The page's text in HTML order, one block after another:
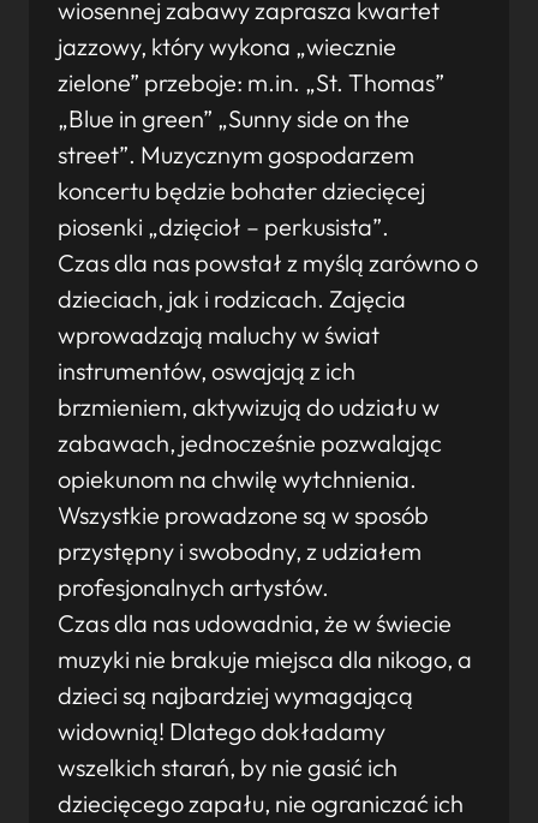
wiosennej zabawy zaprasza kwartet
jazzowy, który wykona „wiecznie
zielone” przeboje: m.in. „St. Thomas”
„Blue in green” „Sunny side on the
street”. Muzycznym gospodarzem
koncertu będzie bohater dziecięcej
piosenki „dzięcioł – perkusista”.
Czas dla nas powstał z myślą zarówno o
dzieciach, jak i rodzicach. Zajęcia
wprowadzają maluchy w świat
instrumentów, oswajają z ich
brzmieniem, aktywizują do udziału w
zabawach, jednocześnie pozwalając
opiekunom na chwilę wytchnienia.
Wszystkie prowadzone są w sposób
przystępny i swobodny, z udziałem
profesjonalnych artystów.
Czas dla nas udowadnia, że w świecie
muzyki nie brakuje miejsca dla nikogo, a
dzieci są najbardziej wymagającą
widownią! Dlatego dokładamy
wszelkich starań, by nie gasić ich
dziecięcego zapału, nie ograniczać ich